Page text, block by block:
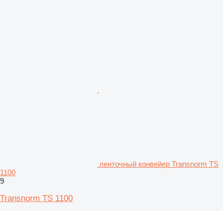
ленточный конвейер Transnorm TS
1100
9
Transnorm TS 1100